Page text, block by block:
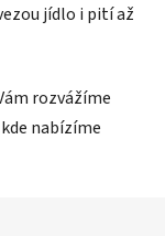
jídlo i pití až
rozvážíme
nabízíme